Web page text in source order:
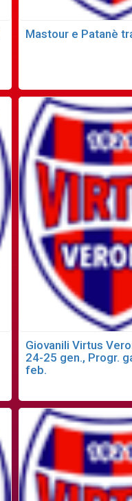
Mastour e Patanè
Giovanili Virtus
24-25 gen., Progr.
feb.